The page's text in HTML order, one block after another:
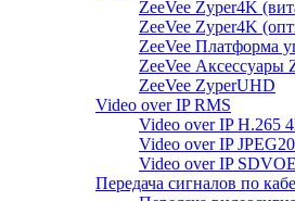
ZeeVee Zyper4K
ZeeVee Zyper4K
ZeeVee Платформа
ZeeVee Аксессуары
ZeeVee ZyperUHD
Video over IP RMS
Video over IP H.265
Video over IP
Video over IP
Передача сигналов по